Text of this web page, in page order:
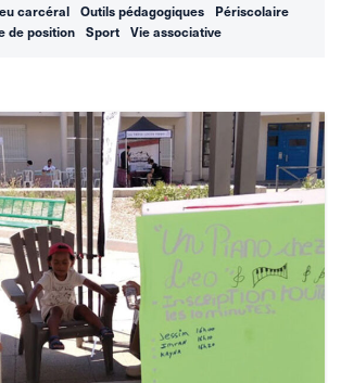
carcéral Outils pédagogiques
Périscolaire
de position
Sport Vie associative